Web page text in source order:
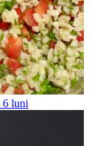
6 luni